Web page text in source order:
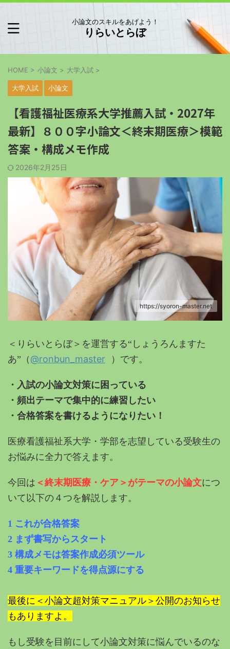
小論文のスキルをあげよう！
りらいとらぼ
HOME > 小論文 > 大学入試 >
大学入試 小論文
【看護福祉医療系大学推薦入試・2027年
最新】８００字小論文＜終末期医療＞模範
答案・構成メモ作成
2026年2月25日
https://syoron-master.net
＜ りらいとらぼ＞を運営する“しょうろんますた
あ”（ @ronbun_master ）です。
・入試の小論文対策に困っている
・頻出テーマで集中的に練習したい
・合格答案を書けるようになりたい！
医療看護福祉系大学・学部を志望している受験生の
お悩みに全力で答えます。
今回は ＜終末期医療・ケア＞がテーマの小論文につ
いて以下の４つを解説します。
1 これが合格答案
2 まず書写からスタート
3 構成メモは答案作成必須ツール
4 重要キーワードを得点源にする
最後に＜小論文超対策マニュアル＞公開のお知らせ
もありますよ。
もし受験を目前にして小論文対策に悩んでいるのな